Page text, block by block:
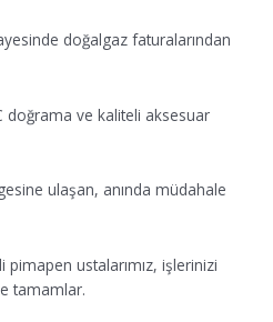
doğalgaz faturalarından
doğrama ve kaliteli aksesuar
ulaşan, anında müdahale
pimapen ustalarımız, işlerinizi
tamamlar.